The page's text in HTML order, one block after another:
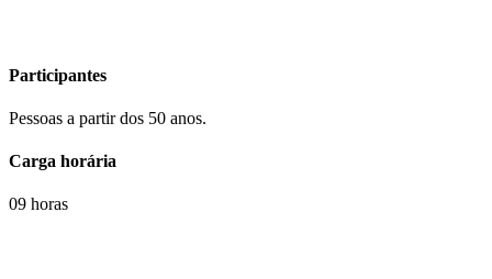
Participantes
Pessoas a partir dos 50 anos.
Carga horária
09 horas